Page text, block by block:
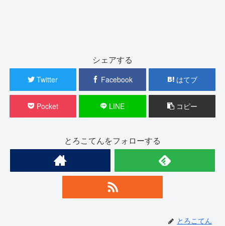
シェアする
Twitter Facebook はてブ
Pocket LINE コピー
とろこてんをフォローする
とろこてん